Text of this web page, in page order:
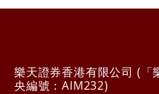
樂天證券香港有限公司 (「
央編號：AIM232)